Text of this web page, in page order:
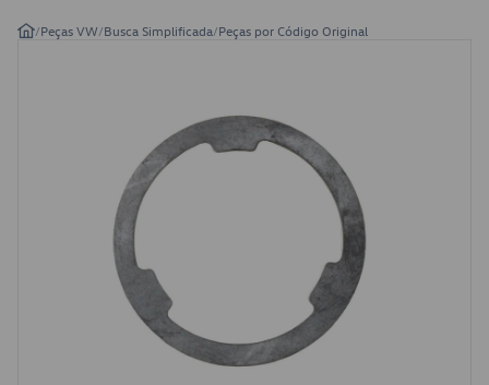
/Peças VW/Busca Simplificada/Peças por Código Original